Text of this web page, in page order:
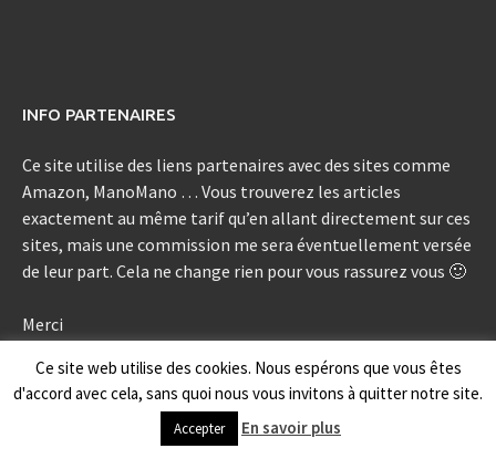
INFO PARTENAIRES
Ce site utilise des liens partenaires avec des sites comme
Amazon, ManoMano … Vous trouverez les articles
exactement au même tarif qu’en allant directement sur ces
sites, mais une commission me sera éventuellement versée
de leur part. Cela ne change rien pour vous rassurez vous 🙂
Merci
Copyright © 2026DIYBOIS.
WordPress .|Theme: Awaken by
Ce site web utilise des cookies. Nous espérons que vous êtes
d'accord avec cela, sans quoi nous vous invitons à quitter notre site.
Accepter En savoir plus